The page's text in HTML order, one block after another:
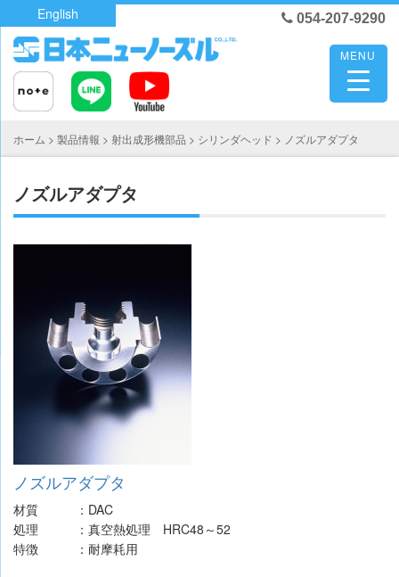
to
content
English 054-207-9290
ホーム > 製品情報 > 射出成形機部品 > シリンダヘッド > ノズルアダプタ
ノズルアダプタ
ノズルアダプタ
材質 ： DAC
処理
： 真空熱処理 HRC48～52
特徴
： 耐摩耗用
MENU